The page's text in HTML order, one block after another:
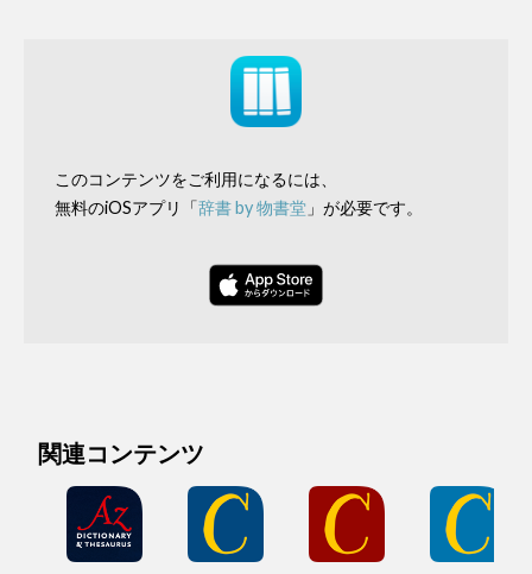
このコンテンツをご利用になるには、
無料のiOSアプリ「辞書 by 物書堂」が必要です。
関連コンテンツ